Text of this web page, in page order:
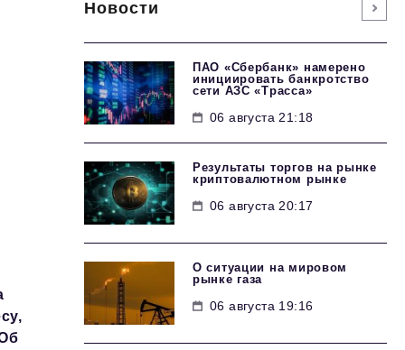
Новости
ПАО «Сбербанк» намерено
инициировать банкротство
сети АЗС «Трасса»
06 августа 21:18
Результаты торгов на рынке
криптовалютном рынке
06 августа 20:17
О ситуации на мировом
рынке газа
06 августа 19:16